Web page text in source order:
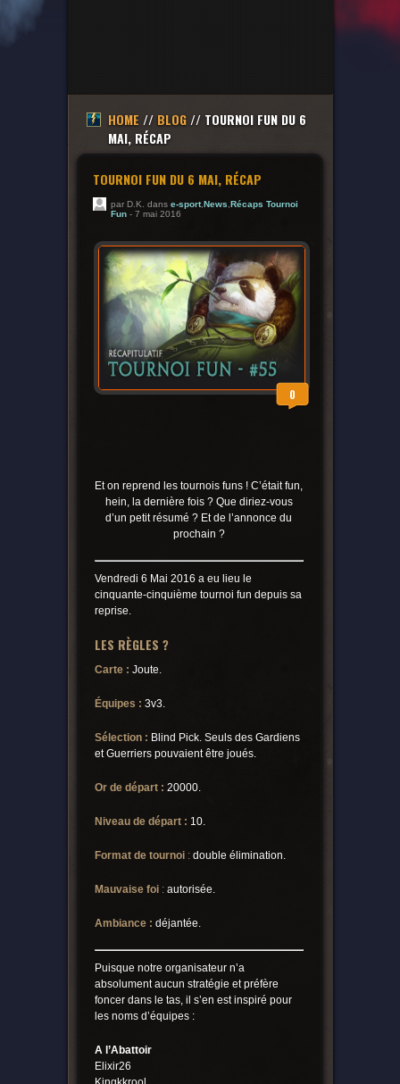
HOME // BLOG// TOURNOI FUN DU 6
MAI, RÉCAP
TOURNOI FUN DU 6 MAI, RÉCAP
par D.K. dans e-sport, News, Récaps Tournoi
Fun- 7 mai 2016
0
Et on reprend les tournois funs ! C’était fun,
hein, la dernière fois ? Que diriez-vous
d’un petit résumé ? Et de l’annonce du
prochain ?
Vendredi 6 Mai 2016 a eu lieu le
cinquante-cinquième tournoi fun depuis sa
reprise.
LES RÈGLES ?
Carte : Joute.
Équipes : 3v3.
Sélection : Blind Pick. Seuls des Gardiens
et Guerriers pouvaient être joués.
Or de départ : 20000.
Niveau de départ : 10.
Format de tournoi:double élimination.
Mauvaise foi:autorisée.
Ambiance : déjantée.
Puisque notre organisateur n’a
absolument aucun stratégie et préfère
foncer dans le tas, il s’en est inspiré pour
les noms d’équipes :
A l’Abattoir
Elixir26